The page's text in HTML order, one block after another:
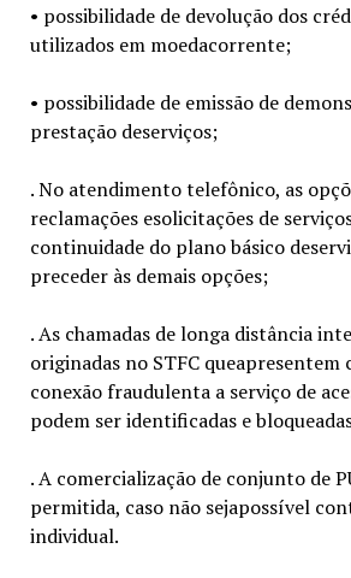
• possibilidade de devolução dos
utilizados em moedacorrente;
• possibilidade de emissão de
prestação deserviços;
. No atendimento telefônico, as
reclamações esolicitações de
continuidade do plano básico
preceder às demais opções;
. As chamadas de longa distância
originadas no STFC
conexão fraudulenta a serviço de
podem ser identificadas e
. A comercialização de conjunto de
permitida, caso não sejapossível
individual.